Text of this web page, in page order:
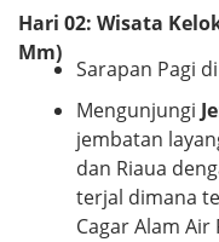
Hari 02: Wisata
Mm)
Sarapan Pagi
Mengunjungi
jembatan
dan Riaua
terjal dimana
Cagar Alam